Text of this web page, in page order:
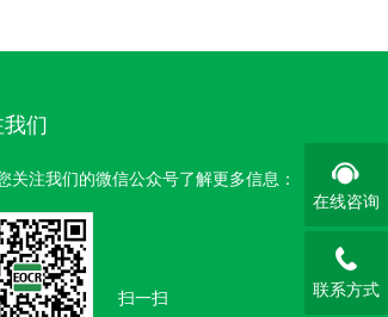
们
关注我们的微信公众号了解更多信息：
扫一扫
在线咨询
联系方式